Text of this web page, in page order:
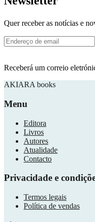
Quer receber as notícias e
Receberá um correio
AKIARA books
Menu
Editora
Livros
Autores
Atualidade
Contacto
Privacidade e
Termos legais
Política de vendas